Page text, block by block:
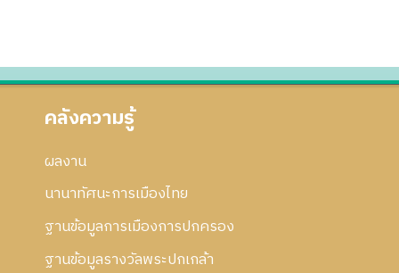
คลังความรู้
ผลงาน
นานาทัศนะการเมืองไทย
ฐานข้อมูลการเมืองการปกครอง
ฐานข้อมูลรางวัลพระปกเกล้า